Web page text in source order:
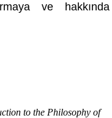
ve hakkında
to the Philosophy of